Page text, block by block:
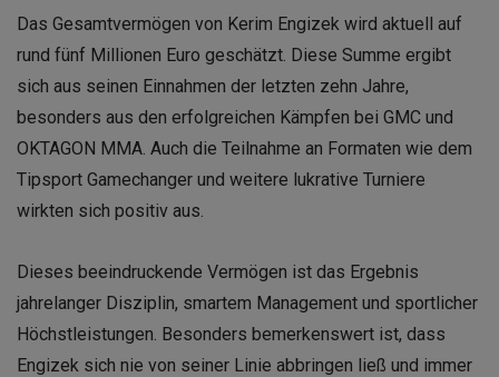
Das Gesamtvermögen von Kerim Engizek wird aktuell auf
rund fünf Millionen Euro geschätzt. Diese Summe ergibt
sich aus seinen Einnahmen der letzten zehn Jahre,
besonders aus den erfolgreichen Kämpfen bei GMC und
OKTAGON MMA. Auch die Teilnahme an Formaten wie dem
Tipsport Gamechanger und weitere lukrative Turniere
wirkten sich positiv aus.
Dieses beeindruckende Vermögen ist das Ergebnis
jahrelanger Disziplin, smartem Management und sportlicher
Höchstleistungen. Besonders bemerkenswert ist, dass
Engizek sich nie von seiner Linie abbringen ließ und immer